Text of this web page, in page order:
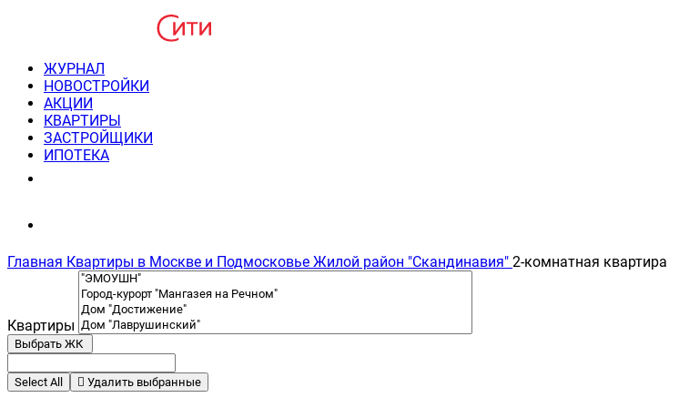
ЖУРНАЛ
НОВОСТРОЙКИ
АКЦИИ
КВАРТИРЫ
ЗАСТРОЙЩИКИ
ИПОТЕКА
Главная Квартиры в Москве и Подмосковье Жилой район "Скандинавия" 2-комнатная квартира
Квартиры
Выбрать ЖК
Select All Удалить выбранные